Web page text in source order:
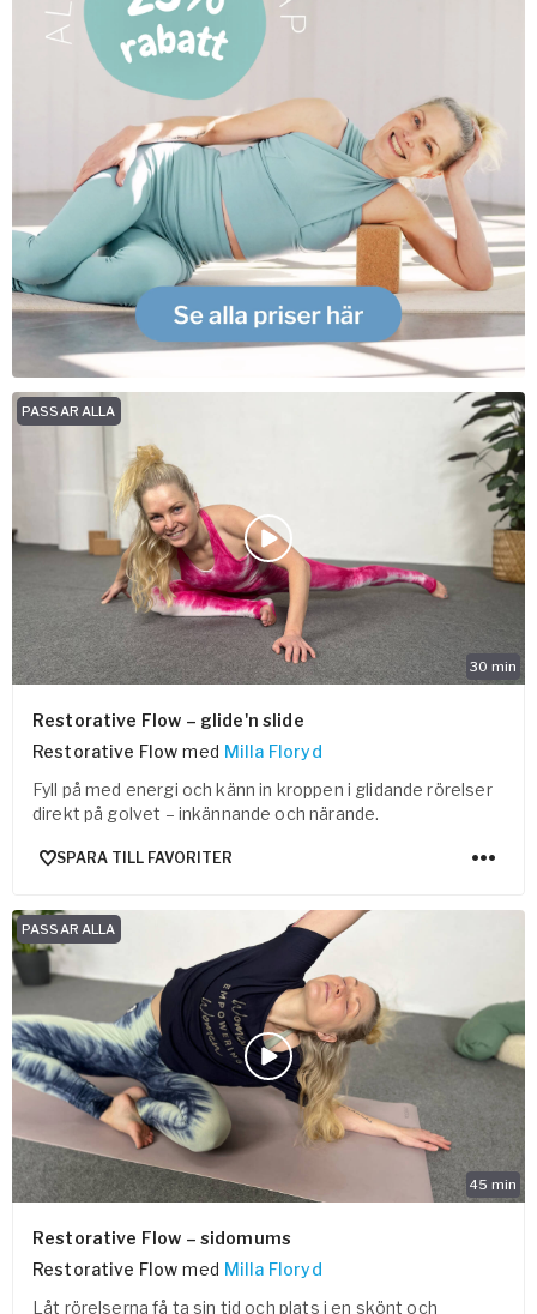
30 min
PASSAR ALLA
Restorative Flow – glide'n slide
Restorative Flow med Milla Floryd
Fyll på med energi och känn in kroppen i glidande rörelser
direkt på golvet – inkännande och närande.
SPARA TILL FAVORITER
45 min
PASSAR ALLA
Restorative Flow – sidomums
Restorative Flow med Milla Floryd
Låt rörelserna få ta sin tid och plats i en skönt och